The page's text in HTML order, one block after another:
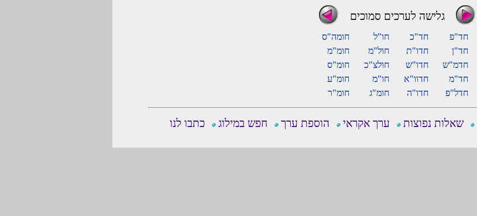
גלישה לערכים סמוכים
חד"פ חד"כ חו"ל
חומה"ס
חד"ן
חדו"ת חול"מ
חומ"מ
חדמ"ש
חדו"ש חולצ"כ
חומ"ס
חד"מ
חדוו"א חו"מ
חומ"ע
חדל"פ
חדו"ה חומ"ג חומ"ר
שאלות נפוצות ערך אקראי הוספת ערך חפש במילוג כתבו לנו